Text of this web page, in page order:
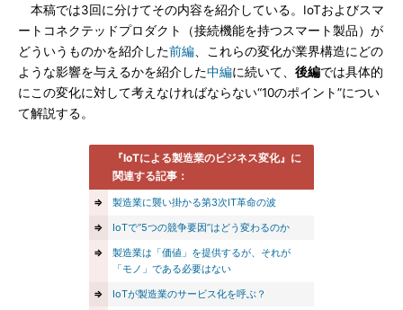
本稿では3回に分けてその内容を紹介している。IoTおよびスマ
ートコネクテッドプロダクト（接続機能を持つスマート製品）が
どういうものかを紹介した前編 、これらの変化が業界構造にどの
ような影響を与えるかを紹介した中編に続いて、 後編では具体的
にこの変化に対して考えなければならない“10のポイント”につい
て解説する。
『IoTによる製造業のビジネス変化』 に
関連する記事：
⇒
製造業に襲い掛かる第3次IT革命の波
⇒
IoTで“5つの競争要因”はどう変わるのか
⇒
製造業は「価値」を提供するが、それが
「モノ」である必要はない
⇒
IoTが製造業のサービス化を呼ぶ？